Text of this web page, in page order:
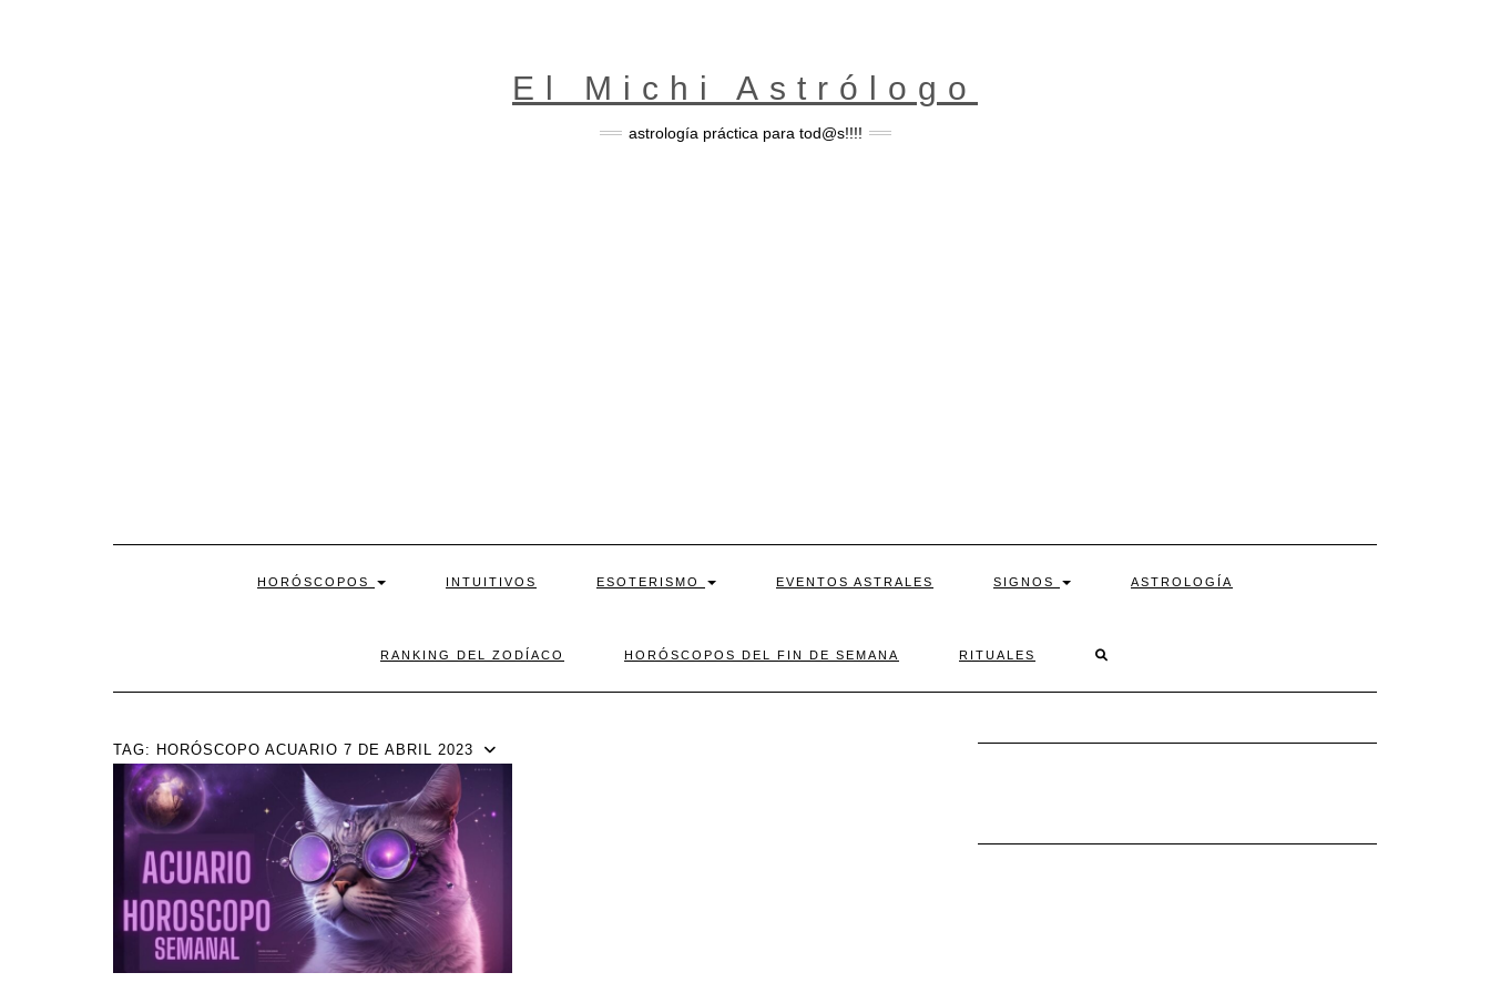
El Michi Astrólogo
astrología práctica para tod@s!!!!
HORÓSCOPOS INTUITIVOS ESOTERISMO EVENTOS ASTRALES SIGNOS ASTROLOGÍA
RANKING DEL ZODÍACO HORÓSCOPOS DEL FIN DE SEMANA RITUALES
TAG: HORÓSCOPO ACUARIO 7 DE ABRIL 2023